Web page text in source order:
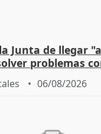
la Junta de llegar
problemas
06/08/2026